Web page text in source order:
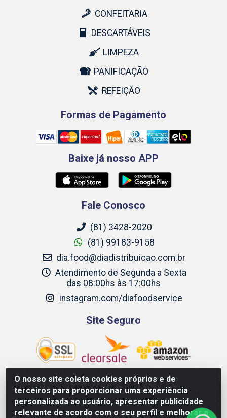
O nosso site coleta cookies próprios e de
terceiros para proporcionar uma experiência
personalizada ao usuário, apresentar publicidade
relevante de acordo com o seu perfil e melhorar a
CONFEITARIA
DESCARTÁVEIS
LIMPEZA
PANIFICAÇÃO
REFEIÇÃO
Formas de Pagamento
Baixe já nosso APP
Fale Conosco
(81) 3428-2020
(81) 99183-9158
dia.food@diadistribuicao.com.br
Atendimento de Segunda a Sexta
das 08:00hs às 17:00hs
instagram.com/diafoodservice
Site Seguro
Dia Food Service - Rodovia BR 232 KM 22,5 - Moreno/PE - CEP
54800-000 - CNPJ 69.944.973/0001-85